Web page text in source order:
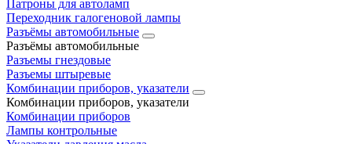
Патроны для автоламп
Переходник галогеновой лампы
Разъёмы автомобильные
Разъёмы автомобильные
Разъемы гнездовые
Разъемы штыревые
Комбинации приборов, указатели
Комбинации приборов, указатели
Комбинации приборов
Лампы контрольные